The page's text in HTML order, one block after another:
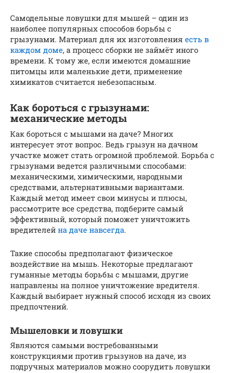
Самодельные ловушки для мышей – один из
наиболее популярных способов борьбы с
грызунами. Материал для их изготовления есть в
каждом доме, а процесс сборки не займёт иного
времени. К тому же, если имеются домашние
питомцы или маленькие дети, применение
химикатов считается небезопасным.
Как бороться с грызунами:
механические методы
Как бороться с мышами на даче? Многих
интересует этот вопрос. Ведь грызун на дачном
участке может стать огромной проблемой. Борьба с
грызунами ведется различными способами:
механическими, химическими, народными
средствами, альтернативными вариантами.
Каждый метод имеет свои минусы и плюсы,
рассмотрите все средства, подберите самый
эффективный, который поможет уничтожить
вредителей на даче навсегда.
Такие способы предполагают физическое
воздействие на мышь. Некоторые предлагают
гуманные методы борьбы с мышами, другие
направлены на полное уничтожение вредителя.
Каждый выбирает нужный способ исходя из своих
предпочтений.
Мышеловки и ловушки
Являются самыми востребованными
конструкциями против грызунов на даче, из
подручных материалов можно соорудить ловушки